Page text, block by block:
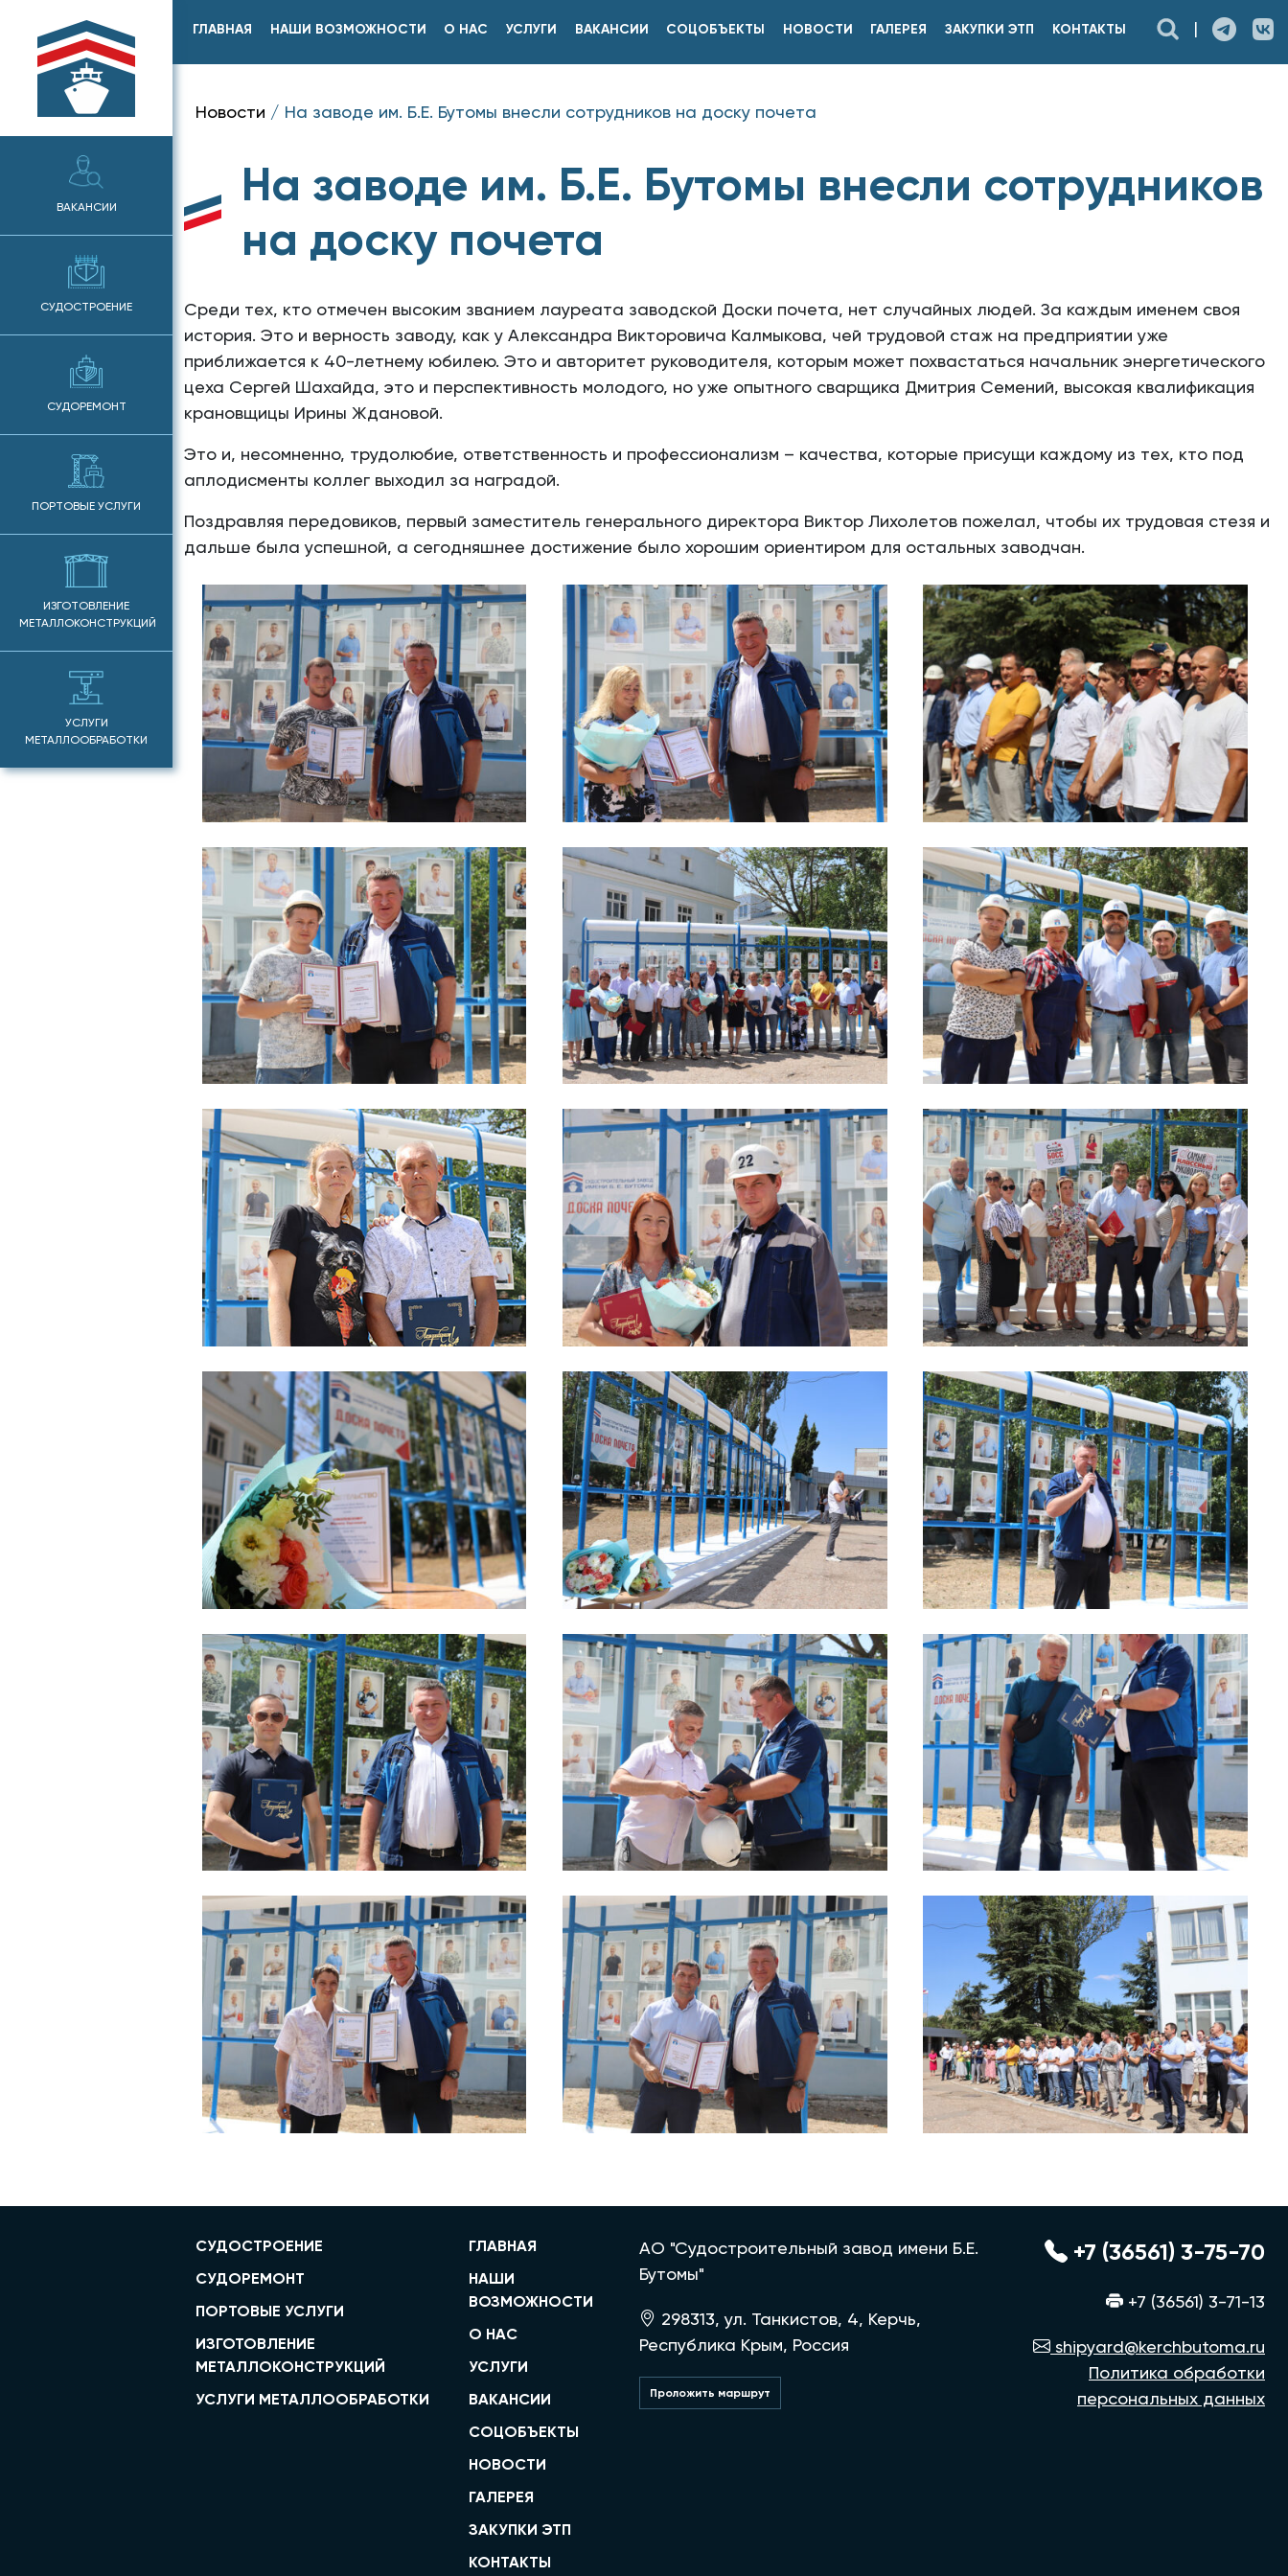
ВАКАНСИИ
СУДОСТРОЕНИЕ
СУДОРЕМОНТ
ПОРТОВЫЕ УСЛУГИ
ИЗГОТОВЛЕНИЕ
МЕТАЛЛОКОНСТРУКЦИЙ
УСЛУГИ
МЕТАЛЛООБРАБОТКИ
ГЛАВНАЯ НАШИ ВОЗМОЖНОСТИ О НАС УСЛУГИ ВАКАНСИИ СОЦОБЪЕКТЫ НОВОСТИ ГАЛЕРЕЯ ЗАКУПКИ ЭТП КОНТАКТЫ |
Новости / На заводе им. Б.Е. Бутомы внесли сотрудников на доску почета
На заводе им. Б.Е. Бутомы внесли сотрудников
на доску почета
Среди тех, кто отмечен высоким званием лауреата заводской Доски почета, нет случайных людей. За каждым именем своя
история. Это и верность заводу, как у Александра Викторовича Калмыкова, чей трудовой стаж на предприятии уже
приближается к 40-летнему юбилею. Это и авторитет руководителя, которым может похвастаться начальник энергетического
цеха Сергей Шахайда, это и перспективность молодого, но уже опытного сварщика Дмитрия Семений, высокая квалификация
крановщицы Ирины Ждановой.
Это и, несомненно, трудолюбие, ответственность и профессионализм – качества, которые присущи каждому из тех, кто под
аплодисменты коллег выходил за наградой.
Поздравляя передовиков, первый заместитель генерального директора Виктор Лихолетов пожелал, чтобы их трудовая стезя и
дальше была успешной, а сегодняшнее достижение было хорошим ориентиром для остальных заводчан.
СУДОСТРОЕНИЕ
СУДОРЕМОНТ
ПОРТОВЫЕ УСЛУГИ
ИЗГОТОВЛЕНИЕ
МЕТАЛЛОКОНСТРУКЦИЙ
УСЛУГИ МЕТАЛЛООБРАБОТКИ
ГЛАВНАЯ
НАШИ
ВОЗМОЖНОСТИ
О НАС
УСЛУГИ
ВАКАНСИИ
СОЦОБЪЕКТЫ
НОВОСТИ
ГАЛЕРЕЯ
ЗАКУПКИ ЭТП
КОНТАКТЫ
АО "Судостроительный завод имени Б.Е.
Бутомы"
298313, ул. Танкистов, 4, Керчь,
Республика Крым, Россия
Проложить маршрут
+7 (36561) 3-75-70
+7 (36561) 3-71-13
shipyard@kerchbutoma.ru
Политика обработки
персональных данных